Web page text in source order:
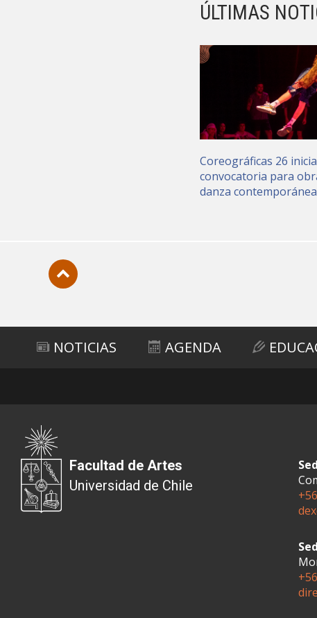
ÚLTIMAS
Coreográficas 26 inicia
convocatoria para
danza contemporánea
NOTICIAS AGENDA
Facultad de Artes
Universidad de Chile